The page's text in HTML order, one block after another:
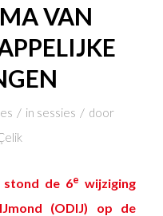
VAN
/ in sessies / door
stond de 6e wijziging
(ODIJ) op de